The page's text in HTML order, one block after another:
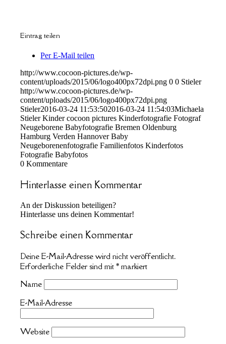
Eintrag teilen
Per E-Mail teilen
http://www.cocoon-pictures.de/wp-
content/uploads/2015/06/logo400px72dpi.png 0 0 Stieler
http://www.cocoon-pictures.de/wp-
content/uploads/2015/06/logo400px72dpi.png
Stieler2016-03-24 11:53:502016-03-24 11:54:03Michaela
Stieler Kinder cocoon pictures Kinderfotografie Fotograf
Neugeborene Babyfotografie Bremen Oldenburg
Hamburg Verden Hannover Baby
Neugeborenenfotografie Familienfotos Kinderfotos
Fotografie Babyfotos
0 Kommentare
Hinterlasse einen Kommentar
An der Diskussion beteiligen?
Hinterlasse uns deinen Kommentar!
Schreibe einen Kommentar
Deine E-Mail-Adresse wird nicht veröffentlicht.
Erforderliche Felder sind mit* markiert
Name
E-Mail-Adresse
Website